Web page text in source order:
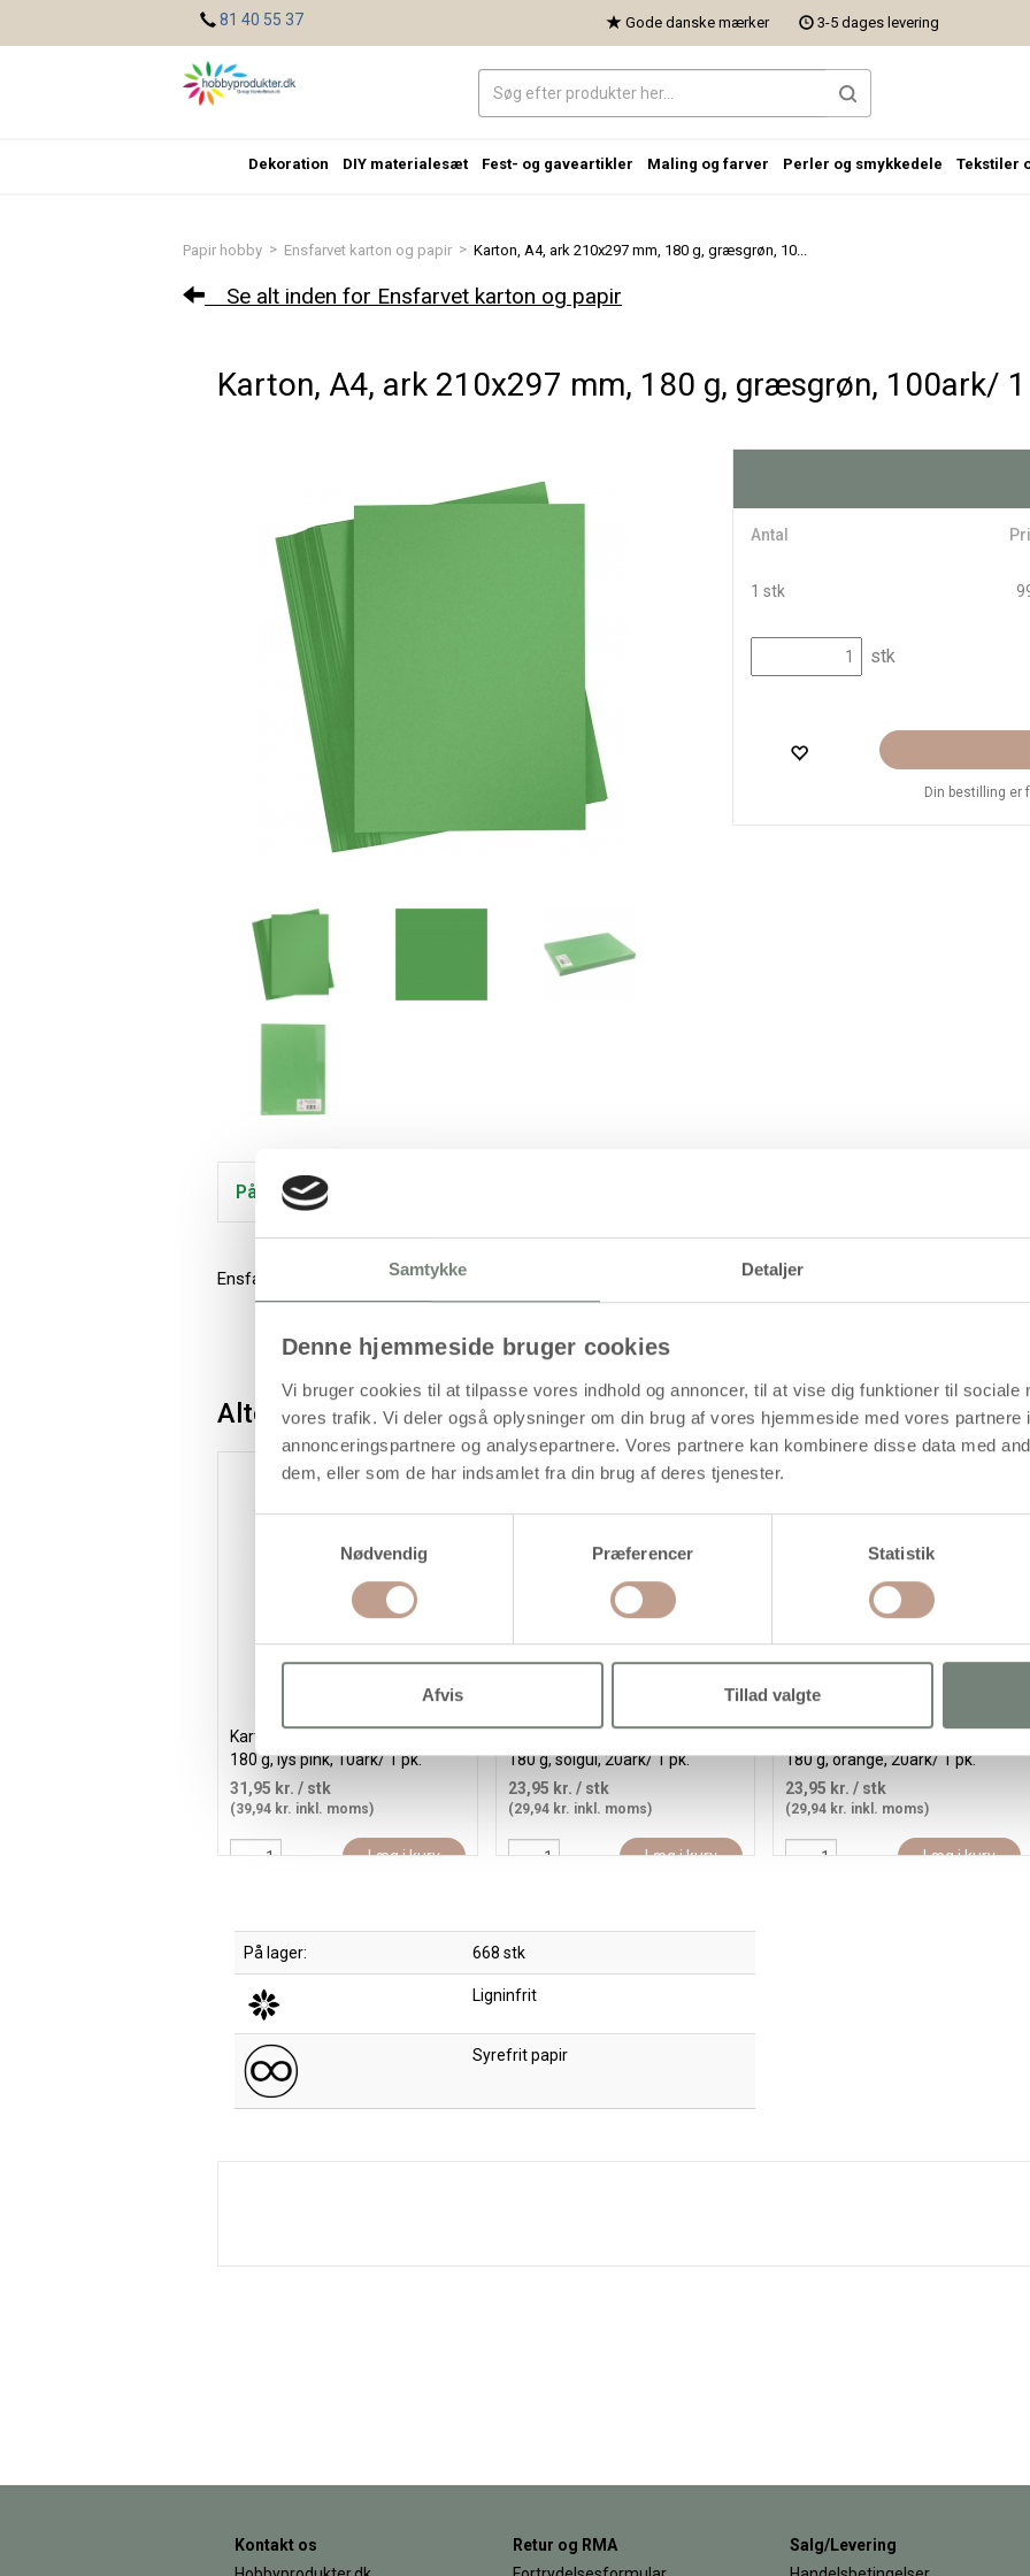
Samtykke Detaljer
Denne hjemmeside bruger cookies
Vi bruger cookies til at tilpasse vores indhold og annoncer, til at vise dig funktioner til sociale
vores trafik. Vi deler også oplysninger om din brug af vores hjemmeside med vores partnere
annonceringspartnere og analysepartnere. Vores partnere kan kombinere disse data med
dem, eller som de har indsamlet fra din brug af deres tjenester.
Nødvendig
Præferencer Statistik
Afvis Tillad valgte
Papir hobby > Ensfarvet karton og papir > Karton, A4, ark 210x297 mm, 180 g, græsgrøn, 10...
Se alt inden for Ensfarvet karton og papir
Karton, A4, ark 210x297 mm, 180 g, græsgrøn, 100ark/
Antal
1 stk
stk
Din bestilling er
På lager
Ensfarvet gennemfarvet karton i god miljøvenlig kvalitet
Alternativer
Karton, A2, ark 420x594 mm,
180 g, lys pink, 10ark/ 1 pk.
31,95 kr. / stk
(39,94 kr. inkl. moms)
Læg i kurv
180 g, solgul, 20ark/ 1 pk.
23,95 kr. / stk
(29,94 kr. inkl. moms)
Læg i kurv
180 g, orange, 20ark/ 1 pk.
23,95 kr. / stk
(29,94 kr. inkl. moms)
Læg i kurv
På lager: 668 stk
Ligninfrit
Syrefrit papir
81 40 55 37 Gode danske mærker 3-5 dages levering
Dekoration DIY materialesæt Fest- og gaveartikler Maling og farver Perler og smykkedele Tekstiler
Kontakt os
Retur og RMA
Salg/Levering